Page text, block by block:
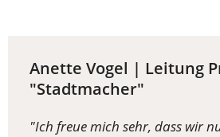
Anette Vogel | Leitung
"Stadtmacher"
"Ich freue mich sehr, dass wir